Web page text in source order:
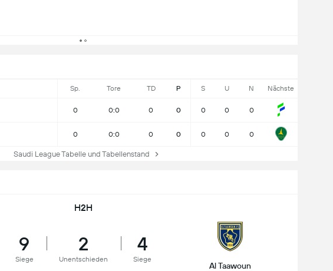
Sp. Tore TD P S U N Nächste
0 0:0 0 0 0 0 0
0 0:0 0 0 0 0 0
Saudi League Tabelle und Tabellenstand
H2H
9
Siege
2
Unentschieden
4
Siege
Al Taawoun